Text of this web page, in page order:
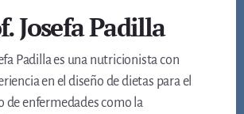
Josefa Padilla
Padilla es una nutricionista con
en el diseño de dietas para el
enfermedades como la